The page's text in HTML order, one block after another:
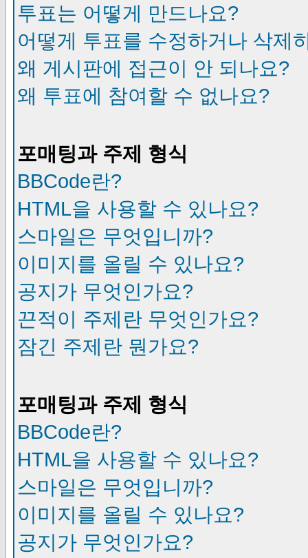
투표는 어떻게 만드나요?
어떻게 투표를 수정하거나 삭제
왜 게시판에 접근이 안 되나요?
왜 투표에 참여할 수 없나요?
포매팅과 주제 형식
BBCode란?
HTML을 사용할 수 있나요?
스마일은 무엇입니까?
이미지를 올릴 수 있나요?
공지가 무엇인가요?
끈적이 주제란 무엇인가요?
잠긴 주제란 뭔가요?
포매팅과 주제 형식
BBCode란?
HTML을 사용할 수 있나요?
스마일은 무엇입니까?
이미지를 올릴 수 있나요?
공지가 무엇인가요?